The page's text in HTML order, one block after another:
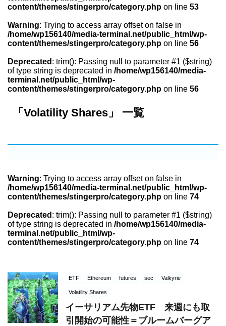
content/themes/stingerpro/category.php on line 53
Warning: Trying to access array offset on false in
/home/wp156140/media-terminal.net/public_html/wp-
content/themes/stingerpro/category.php on line 56
Deprecated : trim(): Passing null to parameter #1 ($string)
of type string is deprecated in /home/wp156140/media-
terminal.net/public_html/wp-
content/themes/stingerpro/category.php on line 56
「Volatility Shares」 一覧
Warning: Trying to access array offset on false in
/home/wp156140/media-terminal.net/public_html/wp-
content/themes/stingerpro/category.php on line 74
Deprecated : trim(): Passing null to parameter #1 ($string)
of type string is deprecated in /home/wp156140/media-
terminal.net/public_html/wp-
content/themes/stingerpro/category.php on line 74
ETF Ethereum futures sec Valkyrie
Volatility Shares
イーサリアム先物ETF 来週にも取
引開始の可能性＝ブルームバーグア